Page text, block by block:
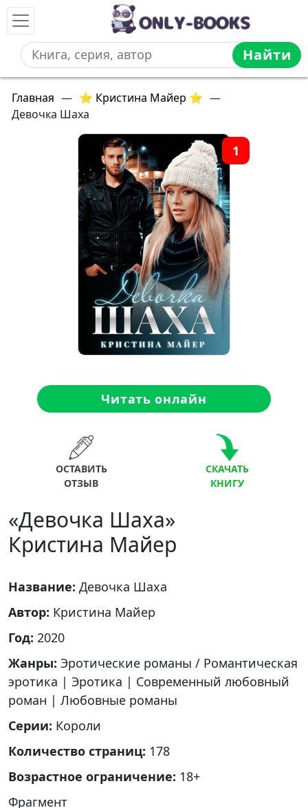
Найти
Главная — ⭐ Кристина Майер ⭐ —
Девочка Шаха
1
Читать онлайн
ОСТАВИТЬ
ОТЗЫВ
СКАЧАТЬ
КНИГУ
«Девочка Шаха»
Кристина Майер
Название: Девочка Шаха
Автор: Кристина Майер
Год: 2020
Жанры: Эротические романы / Романтическая
эротика | Эротика | Современный любовный
роман | Любовные романы
Серии: Короли
Количество страниц: 178
Возрастное ограничение: 18+
Фрагмент